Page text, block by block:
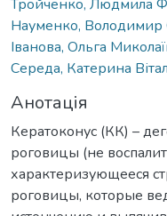
Тройченко, Людмила
Науменко, Володимир
Іванова, Ольга
Середа, Катерина
Анотація
Кератоконус (КК) –
роговицы (не
характеризующееся
роговицы, которые